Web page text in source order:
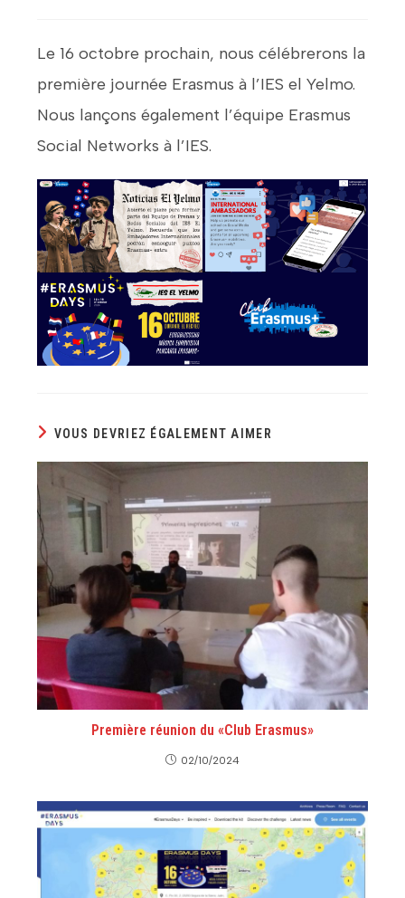
Le 16 octobre prochain, nous célébrerons la
première journée Erasmus à l’IES el Yelmo.
Nous lançons également l’équipe Erasmus
Social Networks à l’IES.
VOUS DEVRIEZ ÉGALEMENT AIMER
Première réunion du «Club Erasmus»
02/10/2024